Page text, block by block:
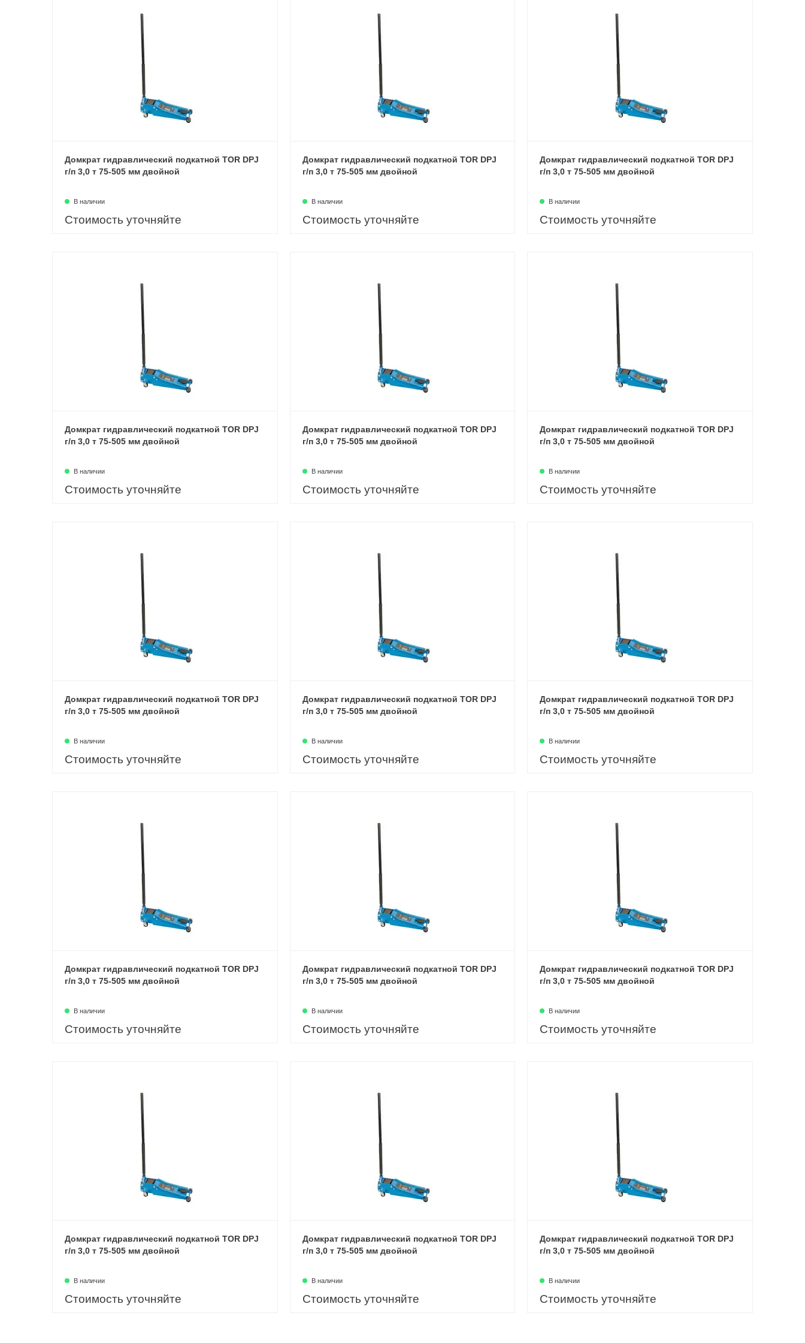
Домкрат гидравлический подкатной TOR DPJ
г/п 3,0 т 75-505 мм двойной
В наличии
Стоимость уточняйте
Домкрат гидравлический подкатной TOR DPJ
г/п 3,0 т 75-505 мм двойной
В наличии
Стоимость уточняйте
Домкрат гидравлический подкатной TOR DPJ
г/п 3,0 т 75-505 мм двойной
В наличии
Стоимость уточняйте
Домкрат гидравлический подкатной TOR DPJ
г/п 3,0 т 75-505 мм двойной
В наличии
Стоимость уточняйте
Домкрат гидравлический подкатной TOR DPJ
г/п 3,0 т 75-505 мм двойной
В наличии
Стоимость уточняйте
Домкрат гидравлический подкатной TOR DPJ
г/п 3,0 т 75-505 мм двойной
В наличии
Стоимость уточняйте
Домкрат гидравлический подкатной TOR DPJ
г/п 3,0 т 75-505 мм двойной
В наличии
Стоимость уточняйте
Домкрат гидравлический подкатной TOR DPJ
г/п 3,0 т 75-505 мм двойной
В наличии
Стоимость уточняйте
Домкрат гидравлический подкатной TOR DPJ
г/п 3,0 т 75-505 мм двойной
В наличии
Стоимость уточняйте
Домкрат гидравлический подкатной TOR DPJ
г/п 3,0 т 75-505 мм двойной
В наличии
Стоимость уточняйте
Домкрат гидравлический подкатной TOR DPJ
г/п 3,0 т 75-505 мм двойной
В наличии
Стоимость уточняйте
Домкрат гидравлический подкатной TOR DPJ
г/п 3,0 т 75-505 мм двойной
В наличии
Стоимость уточняйте
Домкрат гидравлический подкатной TOR DPJ
г/п 3,0 т 75-505 мм двойной
В наличии
Стоимость уточняйте
Домкрат гидравлический подкатной TOR DPJ
г/п 3,0 т 75-505 мм двойной
В наличии
Стоимость уточняйте
Домкрат гидравлический подкатной TOR DPJ
г/п 3,0 т 75-505 мм двойной
В наличии
Стоимость уточняйте